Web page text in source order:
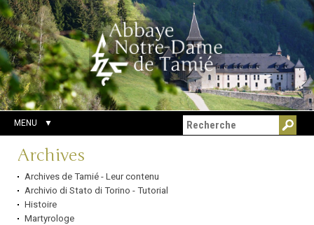
Aller
au
contenu.
|
Aller
à
la
navigation
Outils
personnels
Chercher par
Recherche
avancée…
MENU
Navigation
Archives
Archives de Tamié - Leur contenu
Archivio di Stato di Torino - Tutorial
Histoire
Martyrologe